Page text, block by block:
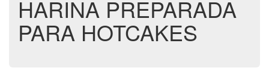
HARINA PREPARADA
PARA HOTCAKES